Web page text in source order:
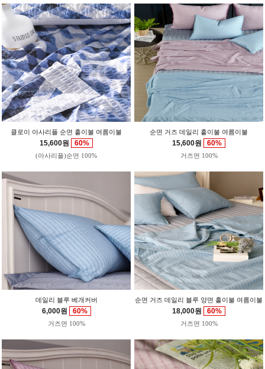
클로이 아사리플 순면 홑이불 여름이불
15,600원 60%
(아사리플)순면 100%
순면 거즈 데일리 홑이불 여름이불
15,600원 60%
거즈면 100%
데일리 블루 베개커버
6,000원 60%
거즈면 100%
순면 거즈 데일리 블루 양면 홑이불 여름이불
18,000원 60%
거즈면 100%